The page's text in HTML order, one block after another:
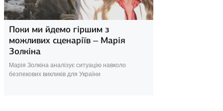
17 лютого 2025
Поки ми йдемо гіршим з
можливих сценаріїв – Марія
Золкіна
Марія Золкіна аналізує ситуацію навколо
безпекових викликів для України